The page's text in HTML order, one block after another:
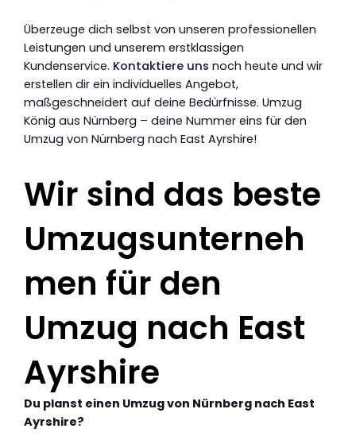
Überzeuge dich selbst von unseren professionellen
Leistungen und unserem erstklassigen
Kundenservice. Kontaktiere uns noch heute und wir
erstellen dir ein individuelles Angebot,
maßgeschneidert auf deine Bedürfnisse. Umzug
König aus Nürnberg – deine Nummer eins für den
Umzug von Nürnberg nach East Ayrshire!
Wir sind das beste
Umzugsunterneh
men für den
Umzug nach East
Ayrshire
Du planst einen Umzug von Nürnberg nach East
Ayrshire?